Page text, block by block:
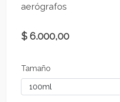
aerógrafos
$ 6.000,00
Tamaño